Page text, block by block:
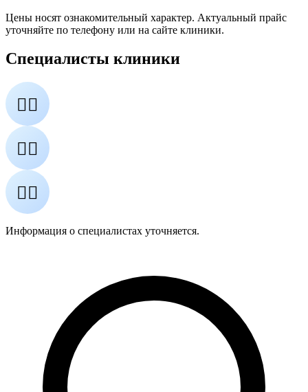
Цены носят ознакомительный характер. Актуальный прайс
уточняйте по телефону или на сайте клиники.
Специалисты клиники
👨‍⚕️
👩‍⚕️
👨‍⚕️
Информация о специалистах уточняется.